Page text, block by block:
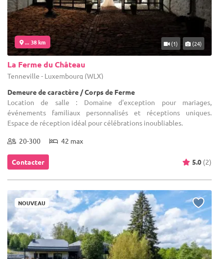
... 38 km (1) (24)
La Ferme du Château
Tenneville - Luxembourg (WLX)
Demeure de caractère / Corps de Ferme
Location de salle : Domaine d'exception pour mariages,
événements familiaux personnalisés et réceptions uniques.
Espace de réception idéal pour célébrations inoubliables.
20-300 42 max
Contacter 5.0 (2)
NOUVEAU